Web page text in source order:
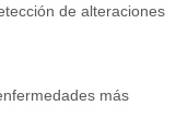
de alteraciones
más